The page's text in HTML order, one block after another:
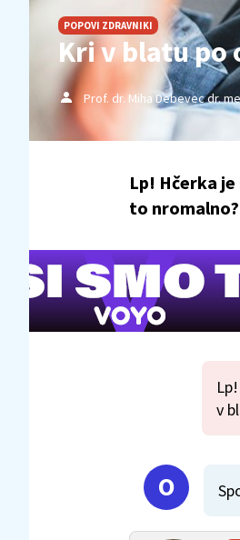
POPOVI ZDRAVNIKI
Kri v blatu po
Prof. dr. Miha Debevec dr.
Lp! Hčerka
to nromalno?
v